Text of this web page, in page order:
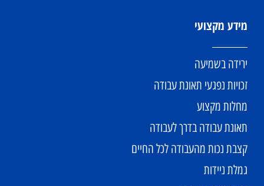
מידע מקצועי
ירידה בשמיעה
זכויות נפגעי תאונת עבודה
מחלות מקצוע
תאונת עבודה בדרך לעבודה
קצבת נכות מהעבודה לכל החיים
גמלת ניידות